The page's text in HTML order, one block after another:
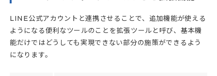
LINE公式アカウントと連携させることで、追加機能が使える
ようになる便利なツールのことを拡張ツールと呼び、基本機
能だけではどうしても実現できない部分の施策ができるよう
になります。